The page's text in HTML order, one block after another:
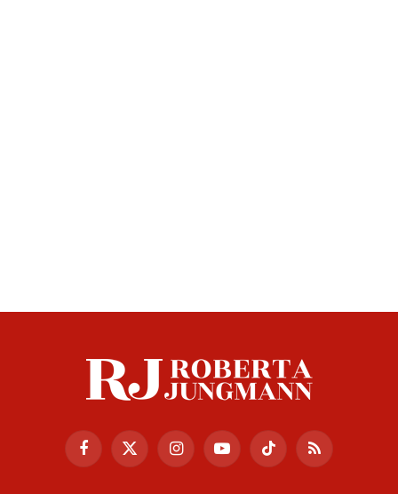
Facebook
X
InstagramYouTubeTikTok RSS